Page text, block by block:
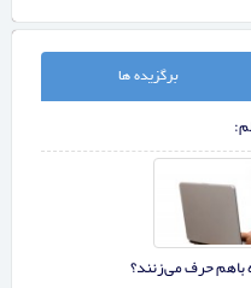
برگزیده ها
باهم حرف می‌زنند؟